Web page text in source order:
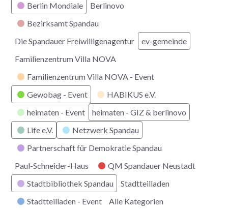
Berlin Mondiale
Berlinovo
Bezirksamt Spandau
Die Spandauer Freiwilligenagentur
ev-gemeinde
Familienzentrum Villa NOVA
Familienzentrum Villa NOVA - Event
Gewobag - Event
HABIKUS e.V.
heimaten - Event
heimaten - GIZ & berlinovo
Life e.V.
Netzwerk Spandau
Partnerschaft für Demokratie Spandau
Paul-Schneider-Haus
QM Spandauer Neustadt
Stadtbibliothek Spandau
Stadtteilladen
Stadtteilladen - Event
Alle Kategorien